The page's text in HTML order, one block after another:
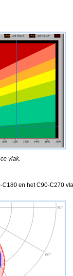
vlak.
en het C90-C270